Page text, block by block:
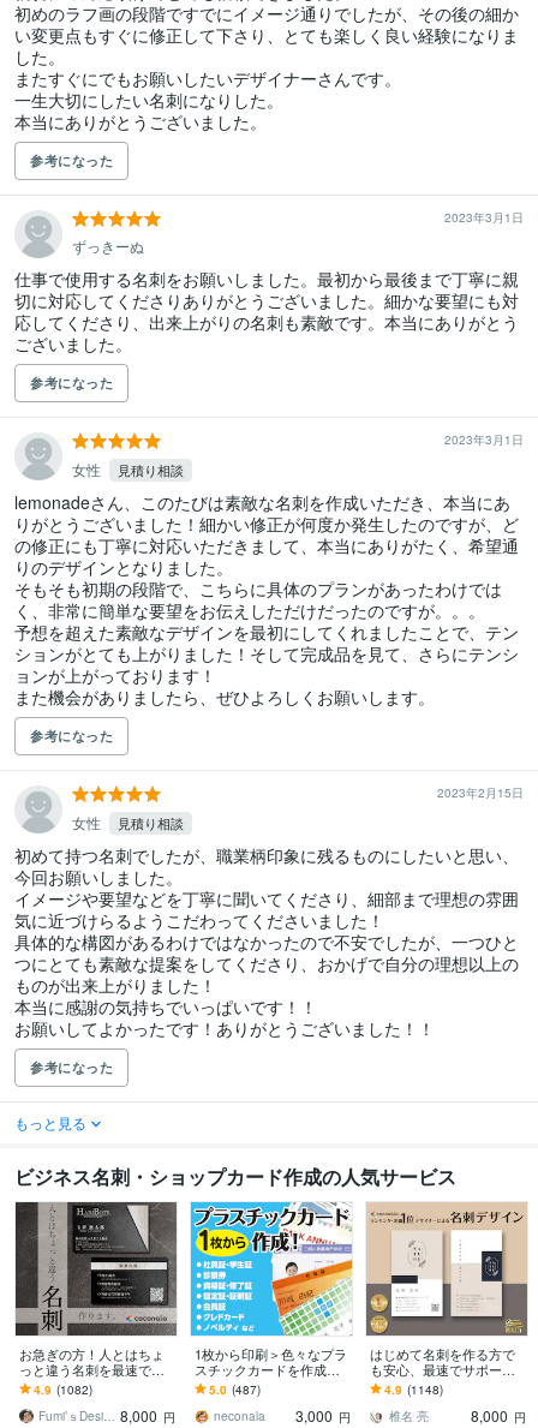
初めのラフ画の段階ですでにイメージ通りでしたが、その後の細か
い変更点もすぐに修正して下さり、とても楽しく良い経験になりま
した。
またすぐにでもお願いしたいデザイナーさんです。
一生大切にしたい名刺になりした。
本当にありがとうございました。
参考になった
2023年3月1日
ずっきーぬ
仕事で使用する名刺をお願いしました。最初から最後まで丁寧に親
切に対応してくださりありがとうございました。細かな要望にも対
応してくださり、出来上がりの名刺も素敵です。本当にありがとう
ございました。
参考になった
2023年3月1日
女性 見積り相談
lemonadeさん、このたびは素敵な名刺を作成いただき、本当にあ
りがとうございました！細かい修正が何度か発生したのですが、ど
の修正にも丁寧に対応いただきまして、本当にありがたく、希望通
りのデザインとなりました。
そもそも初期の段階で、こちらに具体のプランがあったわけでは
く、非常に簡単な要望をお伝えしただけだったのですが。。。
予想を超えた素敵なデザインを最初にしてくれましたことで、テン
ションがとても上がりました！そして完成品を見て、さらにテンシ
ョンが上がっております！
また機会がありましたら、ぜひよろしくお願いします。
参考になった
2023年2月15日
女性 見積り相談
初めて持つ名刺でしたが、職業柄印象に残るものにしたいと思い、
今回お願いしました。
イメージや要望などを丁寧に聞いてくださり、細部まで理想の雰囲
気に近づけらるようこだわってくださいました！
具体的な構図があるわけではなかったので不安でしたが、一つひと
つにとても素敵な提案をしてくださり、おかげで自分の理想以上の
ものが出来上がりました！
本当に感謝の気持ちでいっぱいです！！
お願いしてよかったです！ありがとうございました！！
参考になった
もっと見る
ビジネス名刺・ショップカード作成の人気サービス
お急ぎの方！人とはちょ
っと違う名刺を最速で作
ります あなただけのオリ
ジナル名刺を！翌日まで
にデザイン作成します！
4.9 (1082)
Fumi’ｓDesign 8,000 円
1枚から印刷＞色々なプラ
スチックカードを作成し
ます 認定証・学生証・社
員証・クレドなどクレカ
サイズのカードに印刷
5.0 (487)
neconala
3,000 円
はじめて名刺を作る方で
も安心、最速でサポート
します 名刺デザイン実績
最多のプロデザイナーが
デザインいたします!
4.9 (1148)
椎名 亮
8,000 円